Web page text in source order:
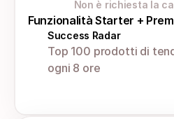
Non è richiesta la
Funzionalità Starter +
Success Radar
Top 100 prodotti di
ogni 8 ore